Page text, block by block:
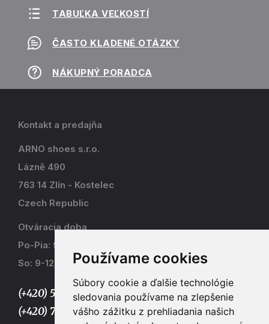
Používame cookies
Súbory cookie a ďalšie technológie
sledovania používame na zlepšenie
vášho zážitku z prehliadania našich
TABUĽKA VEĽKOSTÍ
ČASTO KLADENÉ OTÁZKY
NÁKUPNÝ PORADCA
Kontakt a predajňa
ARNO shoes s.r.o.
Lázně 490
763 14 Zlín - Kostelec
Czech Republic
Otváracia doba
Po-Pia: 9-17
So: 9-12
(+420) 577 915 036,
(+420) 773 667 390